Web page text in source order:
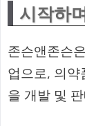
시작하
존슨앤존슨
업으로, 의
을 개발 및